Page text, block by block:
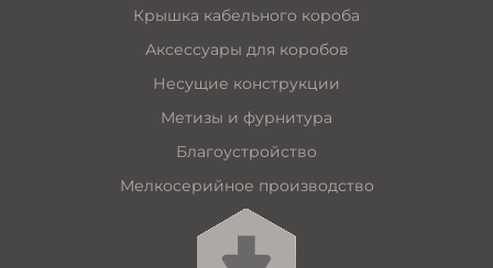
Крышка кабельного короба
Аксессуары для коробов
Несущие конструкции
Метизы и фурнитура
Благоустройство
Мелкосерийное производство